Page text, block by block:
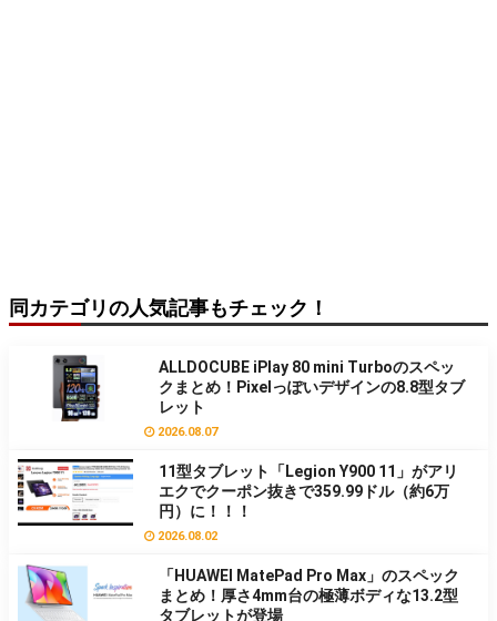
同カテゴリの人気記事もチェック！
ALLDOCUBE iPlay 80 mini Turboのスペッ
クまとめ！Pixelっぽいデザインの8.8型タブ
レット
2026.08.07
11型タブレット「Legion Y900 11」がアリ
エクでクーポン抜きで359.99ドル（約6万
円）に！！！
2026.08.02
「HUAWEI MatePad Pro Max」のスペック
まとめ！厚さ4mm台の極薄ボディな13.2型
タブレットが登場